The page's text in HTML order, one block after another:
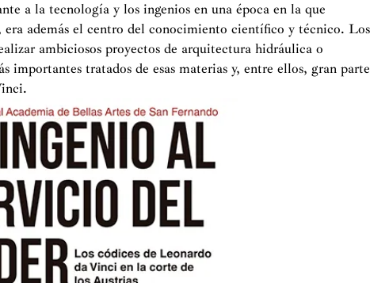
a la tecnología y los ingenios en una época en la que
además el centro del conocimiento científico y técnico. Los
ambiciosos proyectos de arquitectura hidráulica o
importantes tratados de esas materias y, entre ellos, gran parte